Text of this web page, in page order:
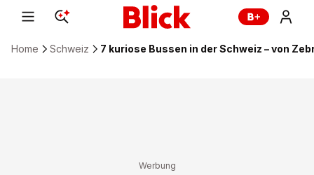
Home Schweiz 7 kuriose Bussen in der Schweiz – von